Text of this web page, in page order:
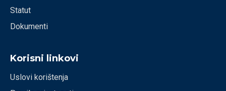
Statut
Dokumenti
Korisni linkovi
Uslovi korištenja